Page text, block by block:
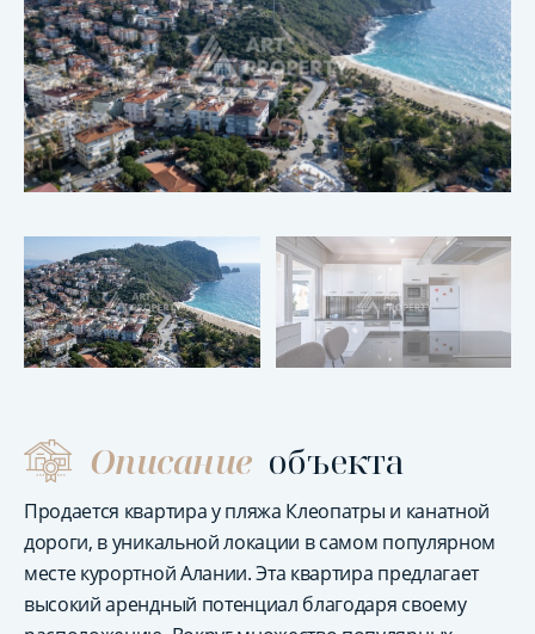
Описание объекта
Продается квартира у пляжа Клеопатры и канатной
дороги, в уникальной локации в самом популярном
месте курортной Алании. Эта квартира предлагает
высокий арендный потенциал благодаря своему